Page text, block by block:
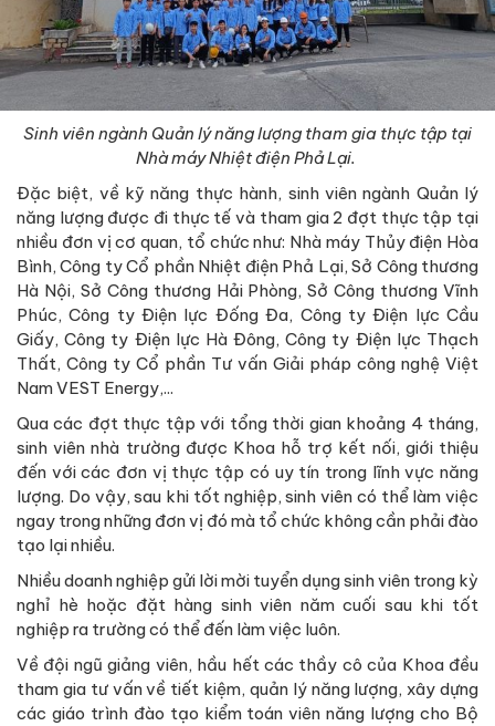
Sinh viên ngành Quản lý năng lượng tham gia thực tập tại
Nhà máy Nhiệt điện Phả Lại.
Đặc biệt, về kỹ năng thực hành, sinh viên ngành Quản lý
năng lượng được đi thực tế và tham gia 2 đợt thực tập tại
nhiều đơn vị cơ quan, tổ chức như: Nhà máy Thủy điện Hòa
Bình, Công ty Cổ phần Nhiệt điện Phả Lại, Sở Công thương
Hà Nội, Sở Công thương Hải Phòng, Sở Công thương Vĩnh
Phúc, Công ty Điện lực Đống Đa, Công ty Điện lực Cầu
Giấy, Công ty Điện lực Hà Đông, Công ty Điện lực Thạch
Thất, Công ty Cổ phần Tư vấn Giải pháp công nghệ Việt
Nam VEST Energy,...
Qua các đợt thực tập với tổng thời gian khoảng 4 tháng,
sinh viên nhà trường được Khoa hỗ trợ kết nối, giới thiệu
đến với các đơn vị thực tập có uy tín trong lĩnh vực năng
lượng. Do vậy, sau khi tốt nghiệp, sinh viên có thể làm việc
ngay trong những đơn vị đó mà tổ chức không cần phải đào
tạo lại nhiều.
Nhiều doanh nghiệp gửi lời mời tuyển dụng sinh viên trong kỳ
nghỉ hè hoặc đặt hàng sinh viên năm cuối sau khi tốt
nghiệp ra trường có thể đến làm việc luôn.
Về đội ngũ giảng viên, hầu hết các thầy cô của Khoa đều
tham gia tư vấn về tiết kiệm, quản lý năng lượng, xây dựng
các giáo trình đào tạo kiểm toán viên năng lượng cho Bộ